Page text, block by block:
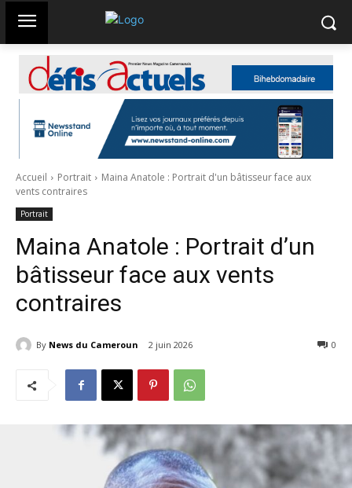
Accueil Portrait
Maina Anatole : Portrait d'un bâtisseur face aux
vents contraires
Portrait
Maina Anatole : Portrait d’un
bâtisseur face aux vents
contraires
By News du Cameroun 2 juin 2026 0